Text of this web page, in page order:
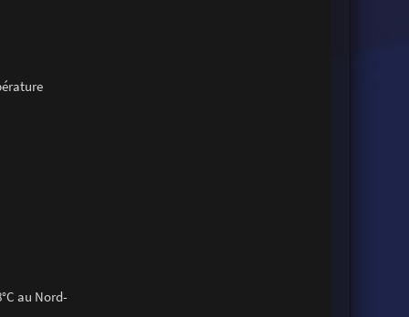
au Nord-